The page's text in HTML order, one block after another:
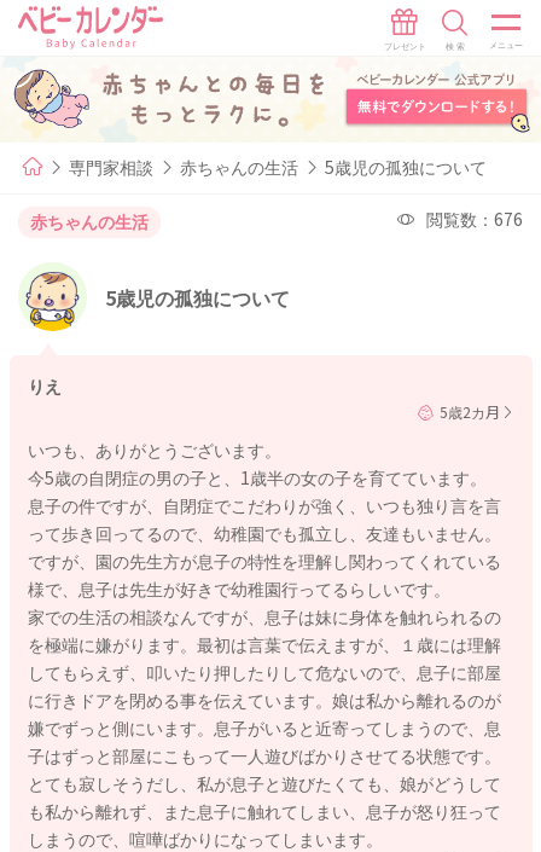
専門家相談 赤ちゃんの生活 5歳児の孤独について
赤ちゃんの生活 閲覧数：676
5歳児の孤独について
りえ
5歳2カ月
いつも、ありがとうございます。
今5歳の自閉症の男の子と、1歳半の女の子を育てています。
息子の件ですが、自閉症でこだわりが強く、いつも独り言を言
って歩き回ってるので、幼稚園でも孤立し、友達もいません。
ですが、園の先生方が息子の特性を理解し関わってくれている
様で、息子は先生が好きで幼稚園行ってるらしいです。
家での生活の相談なんですが、息子は妹に身体を触れられるの
を極端に嫌がります。最初は言葉で伝えますが、１歳には理解
してもらえず、叩いたり押したりして危ないので、息子に部屋
に行きドアを閉める事を伝えています。娘は私から離れるのが
嫌でずっと側にいます。息子がいると近寄ってしまうので、息
子はずっと部屋にこもって一人遊びばかりさせてる状態です。
とても寂しそうだし、私が息子と遊びたくても、娘がどうして
も私から離れず、また息子に触れてしまい、息子が怒り狂って
しまうので、喧嘩ばかりになってしまいます。